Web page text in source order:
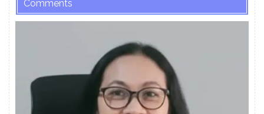
Comments